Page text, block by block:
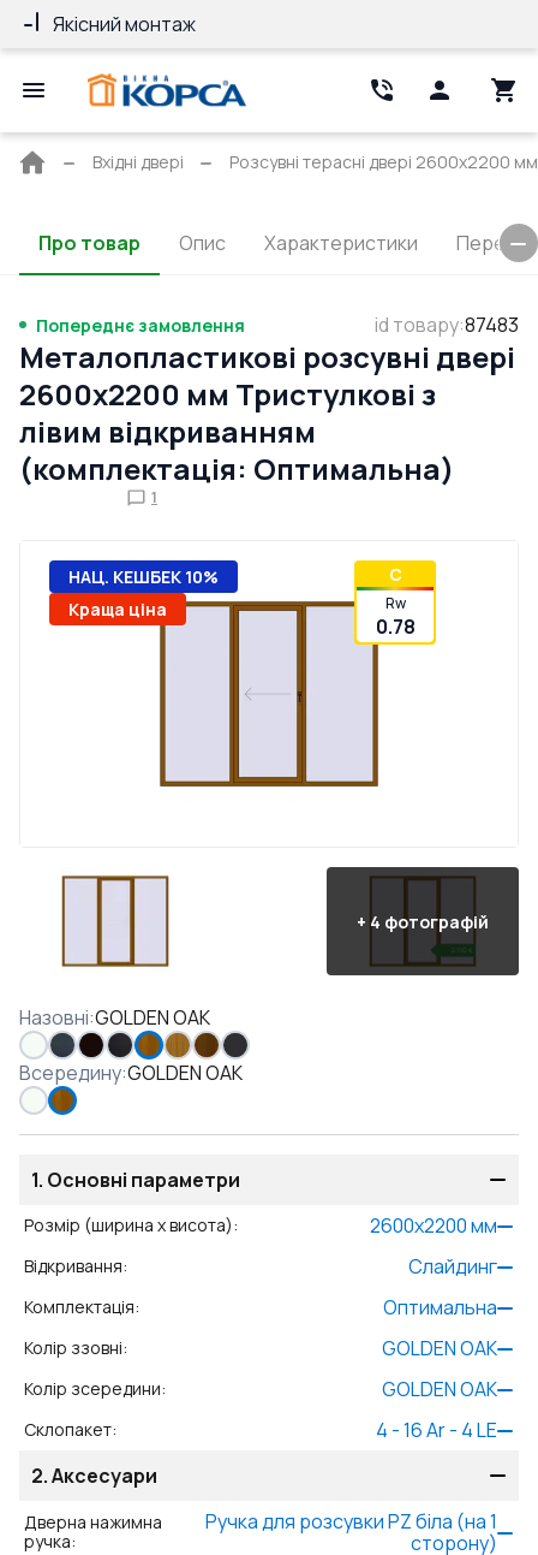
Якісний монтаж
Головна
Вхідні двері Розсувні терасні двері 2600x2200
Про товар Опис Характеристики
Попереднє замовлення id товару:87483
Металопластикові розсувні двері
2600x2200 мм Тристулкові з
лівим відкриванням
(комплектація: Оптимальна)
1
НАЦ. КЕШБЕК 10%
Краща ціна
C
Rw
0.78
+ 4 фотографій
Назовні:GOLDEN OAK
Всередину:GOLDEN OAK
1. Основні параметри
Розмір (ширина x висота): 2600x2200мм
Відкривання: Слайдинг
Комплектація: Оптимальна
Колір ззовні: GOLDEN OAK
Колір зсередини: GOLDEN OAK
Склопакет:
4 - 16 Ar - 4 LE
2.Аксесуари
Дверна нажимна
ручка:
Ручкa для розсувки PZ біла (на 1
сторону)